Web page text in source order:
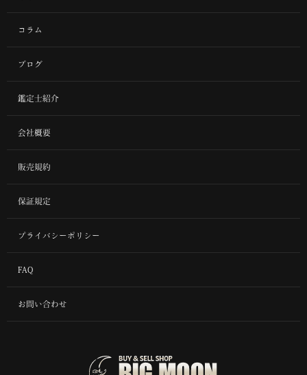
コラム
ブログ
鑑定士紹介
会社概要
販売規約
保証規定
プライバシーポリシー
FAQ
お問い合わせ